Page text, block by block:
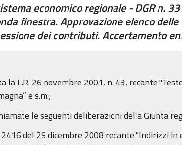
economico regionale - DGR n.
finestra. Approvazione elenco
dei contributi. Accertamento
la L.R. 26 novembre 2001, n. 43, recante
e s.m.;
le seguenti deliberazioni della Giunta
2416 del 29 dicembre 2008 recante "Indirizzi